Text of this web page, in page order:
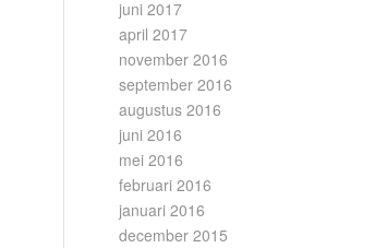
juni 2017
april 2017
november 2016
september 2016
augustus 2016
juni 2016
mei 2016
februari 2016
januari 2016
december 2015